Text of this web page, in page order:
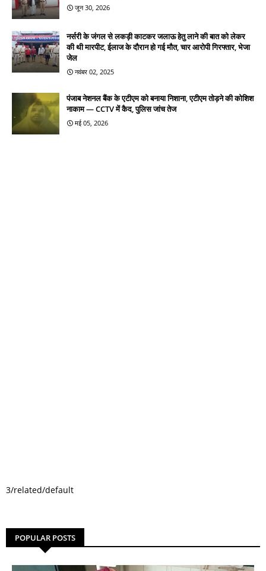
जून 30, 2026
नर्सरी के जंगल से लकड़ी काटकर जलाऊ हेतु लाने की बात को लेकर
की थी मारपीट, ईलाज के दौरान हो गई मौत, चार आरोपी गिरफ्तार, भेजा
जेल
नवंबर 02, 2025
पंजाब नेशनल बैंक के एटीएम को बनाया निशाना, एटीएम तोड़ने की कोशिश
नाकाम — CCTV में कैद, पुलिस जांच तेज
मई 05, 2026
3/related/default
POPULAR POSTS